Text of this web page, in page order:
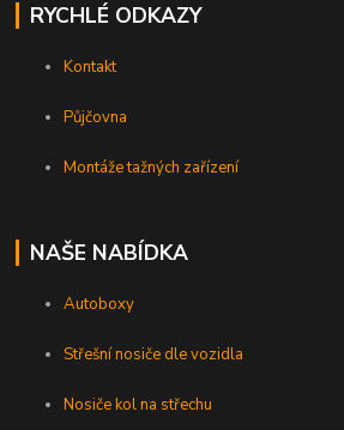
RYCHLÉ ODKAZY
Kontakt
Půjčovna
Montáže tažných zařízení
NAŠE NABÍDKA
Autoboxy
Střešní nosiče dle vozidla
Nosiče kol na střechu